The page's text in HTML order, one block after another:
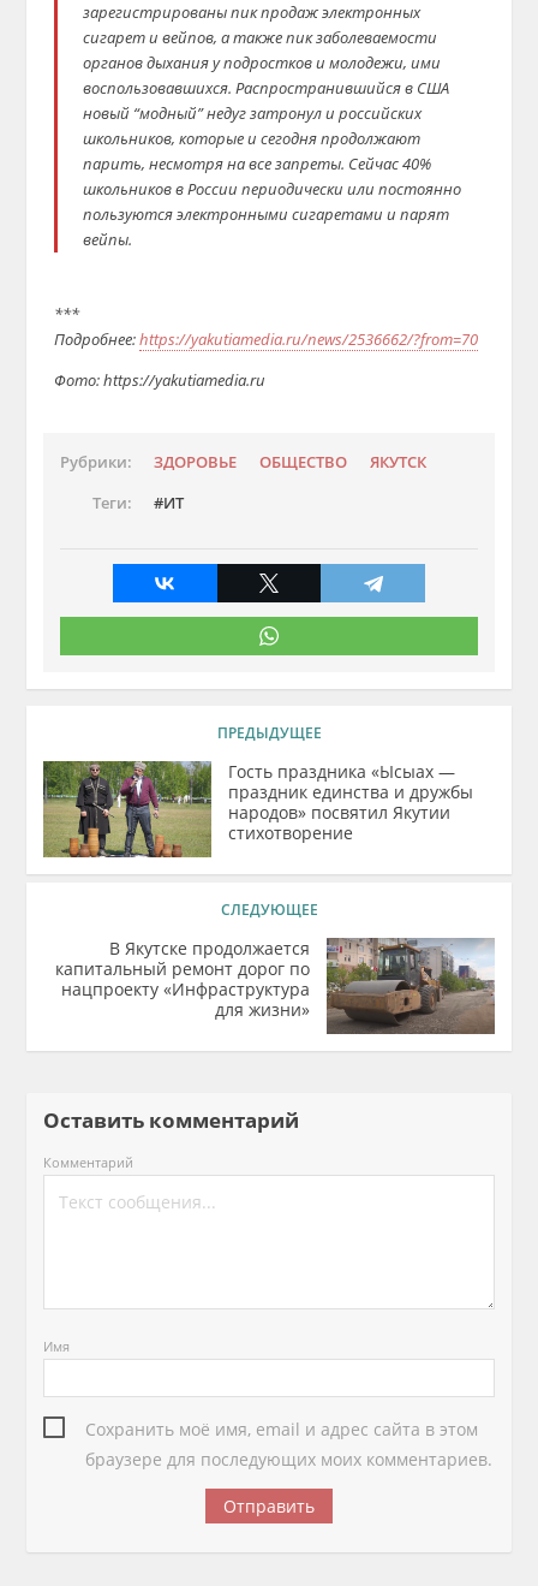
зарегистрированы пик продаж электронных
сигарет и вейпов, а также пик заболеваемости
органов дыхания у подростков и молодежи, ими
воспользовавшихся. Распространившийся в США
новый “модный” недуг затронул и российских
школьников, которые и сегодня продолжают
парить, несмотря на все запреты. Сейчас 40%
школьников в России периодически или постоянно
пользуются электронными сигаретами и парят
вейпы.
***
Подробнее:https://yakutiamedia.ru/news/2536662/?from=70
Фото: https://yakutiamedia.ru
Рубрики: ЗДОРОВЬЕ ОБЩЕСТВО
ЯКУТСК
Теги:
ИТ
ПРЕДЫДУЩЕЕ
Гость праздника «Ысыах —
праздник единства и дружбы
народов» посвятил Якутии
стихотворение
СЛЕДУЮЩЕЕ
В Якутске продолжается
капитальный ремонт дорог по
нацпроекту «Инфраструктура
для жизни»
Оставить комментарий
Комментарий
Имя
Сохранить моё имя, email и адрес сайта в этом
браузере для последующих моих комментариев.